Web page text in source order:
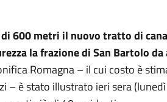
600 metri il nuovo tratto di
la frazione di San Bartolo
Romagna – il cui costo è
– è stato illustrato ieri sera